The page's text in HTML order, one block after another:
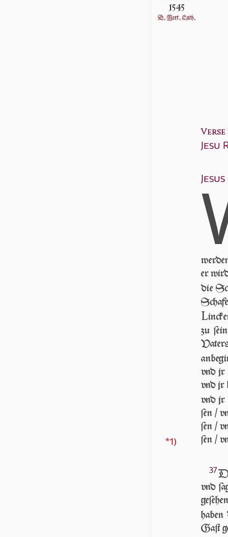
Verse
Jesu
*1)
er
die
L
zu
vnd jr
vnd jr
vnd jr
ſen /
ſen /
ſen /
37
vnd
ha­ben
Gaſt